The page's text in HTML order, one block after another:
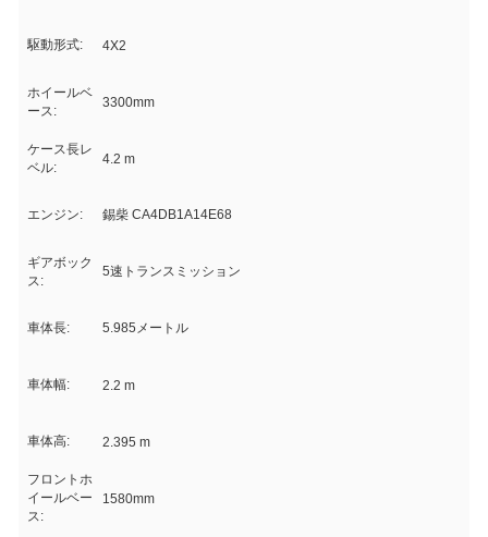
駆動形式: 4X2
ホイールベ
ース:
3300mm
ケース長レ
ベル:
4.2 m
エンジン: 錫柴 CA4DB1A14E68
ギアボック
ス:
5速トランスミッション
車体長: 5.985メートル
車体幅: 2.2 m
車体高: 2.395 m
フロントホ
イールベー
ス:
1580mm